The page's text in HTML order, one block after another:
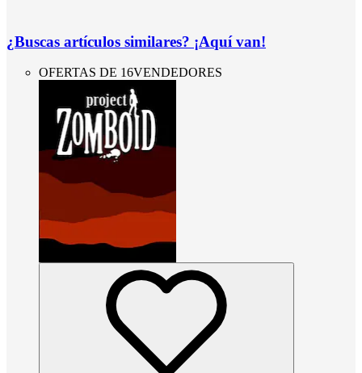
¿Buscas artículos similares? ¡Aquí van!
OFERTAS DE 16VENDEDORES